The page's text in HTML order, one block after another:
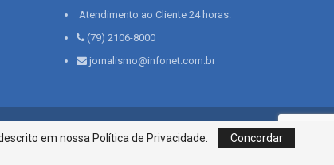
Atendimento ao Cliente 24 horas:
(79) 2106-8000
jornalismo@infonet.com.br
São José | Aracaju-SE, CEP 49015-030, Fone: 79.2106.8000 - CI
Centro de Informações LTDA
em nossa Política de Privacidade.
Concordar